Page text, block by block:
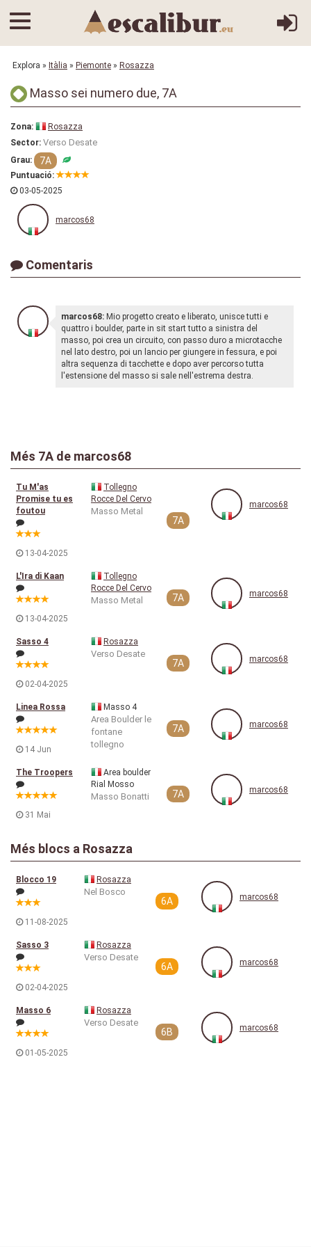
Explora » Itàlia » Piemonte » Rosazza
Masso sei numero due, 7A
Zona:
Rosazza
Sector: Verso Desate
Grau: 7A
Puntuació:
03-05-2025
marcos68
Comentaris
marcos68: Mio progetto creato e liberato, unisce tutti e
quattro i boulder, parte in sit start tutto a sinistra del
masso, poi crea un circuito, con passo duro a microtacche
nel lato destro, poi un lancio per giungere in fessura, e poi
altra sequenza di tacchette e dopo aver percorso tutta
l'estensione del masso si sale nell'estrema destra.
Més 7A de marcos68
Tu M'as
Promise tu es
foutou
13-04-2025
Tollegno
Rocce Del Cervo
Masso Metal
7A
marcos68
L'Ira di Kaan
13-04-2025
Tollegno
Rocce Del Cervo
Masso Metal 7A marcos68
Sasso 4
02-04-2025
Rosazza
Verso Desate
7A marcos68
Linea Rossa
14 Jun
Masso 4
Area Boulder le
fontane
tollegno
7A marcos68
The Troopers
31 Mai
Area boulder
Rial Mosso
Masso Bonatti 7A marcos68
Més blocs a Rosazza
Blocco 19
11-08-2025
Rosazza
Nel Bosco
6A marcos68
Sasso 3
02-04-2025
Rosazza
Verso Desate
6A marcos68
Masso 6
01-05-2025
Rosazza
Verso Desate
6B marcos68